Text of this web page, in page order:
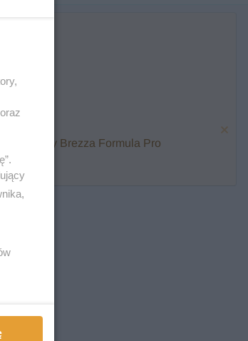
o Baby Brezza Formula Pro